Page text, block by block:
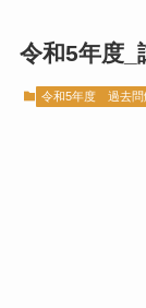
令和5年度
令和5年度 過去問